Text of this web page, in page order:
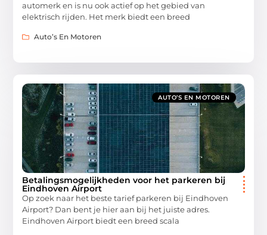
automerk en is nu ook actief op het gebied van
elektrisch rijden. Het merk biedt een breed
Auto’s En Motoren
AUTO’S EN MOTOREN
Betalingsmogelijkheden voor het parkeren bij
Eindhoven Airport
Op zoek naar het beste tarief parkeren bij Eindhoven
Airport? Dan bent je hier aan bij het juiste adres.
Eindhoven Airport biedt een breed scala